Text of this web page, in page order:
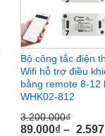
dụng Sino
thời gian bảo hành
– 24 tháng giá
Bộ công tắc điện
Wifi hỗ trợ điều
bằng remote 8-12
WHK02-812
3.200.000₫
89.000₫ –